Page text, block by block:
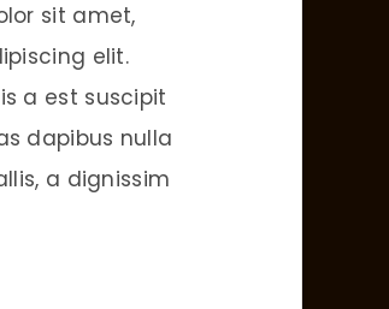
sit amet,
elit.
a est suscipit
dapibus nulla
a dignissim